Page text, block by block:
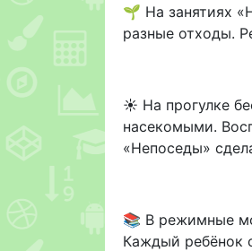
🌱 На занятиях
разные отходы.
☀️ На прогулке
насекомыми.
«Непоседы»
📚 В режимные
Каждый ребёнок